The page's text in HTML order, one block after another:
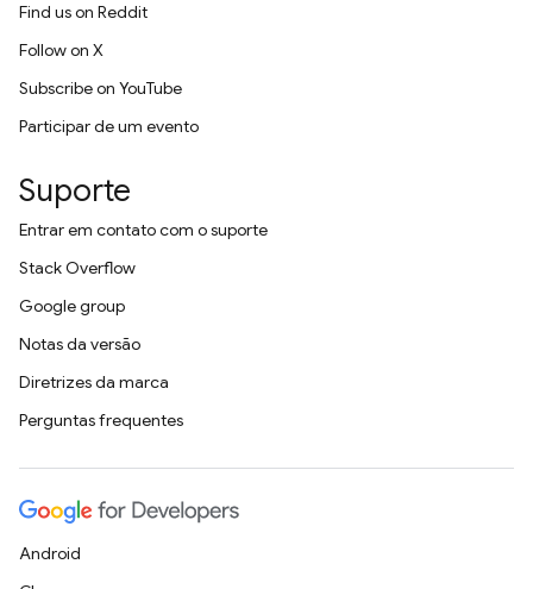
Find us on Reddit
Follow on X
Subscribe on YouTube
Participar de um evento
Suporte
Entrar em contato com o suporte
Stack Overflow
Google group
Notas da versão
Diretrizes da marca
Perguntas frequentes
Android